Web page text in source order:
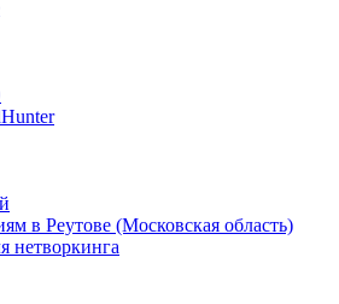
в Реутове (Московская область)
нетворкинга